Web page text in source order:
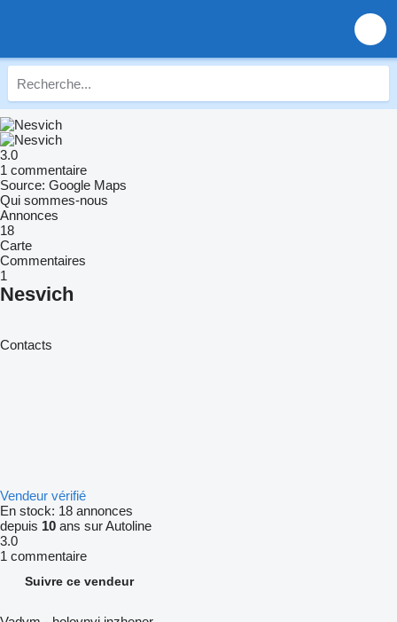
3.0
1 commentaire
Source: Google Maps
Qui sommes-nous
Annonces
18
Carte
Commentaires
1
Nesvich
Contacts
Vendeur vérifié
En stock: 18 annonces
depuis 10 ans sur Autoline
3.0
1 commentaire
Suivre ce vendeur